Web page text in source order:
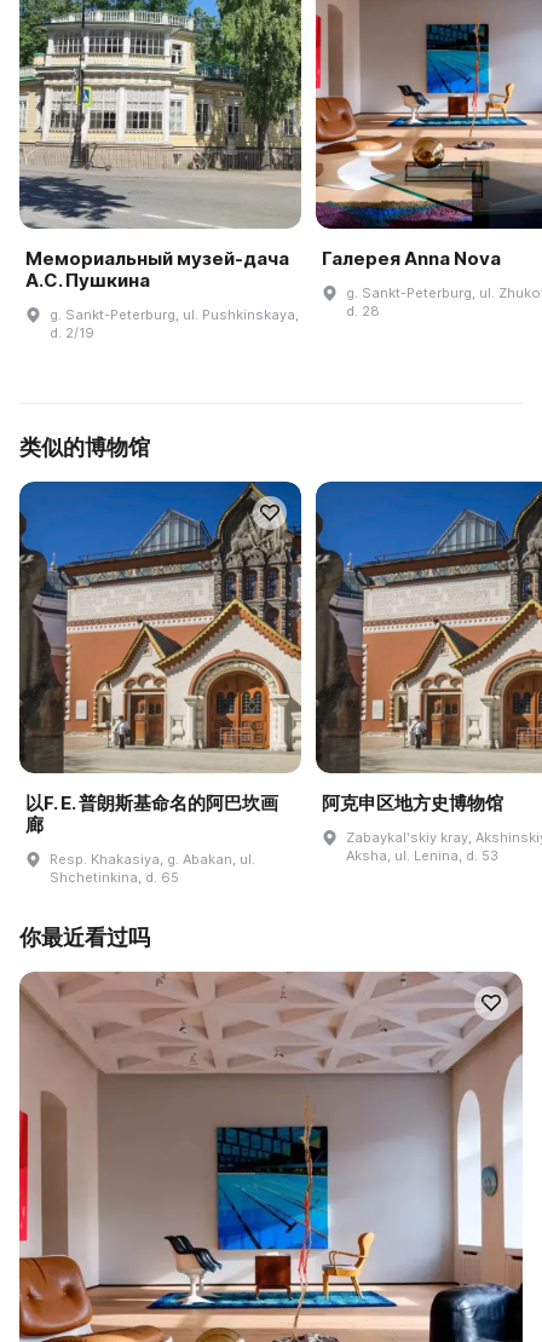
Мемориальный музей-дача
А.С. Пушкина
g. Sankt-Peterburg, ul. Pushkinskaya,
d. 2/19
Галерея Anna Nova
g. Sankt-Peterburg, ul.
d. 28
类似的博物馆
以F. E. 普朗斯基命名的阿巴坎画
廊
Resp. Khakasiya, g. Abakan, ul.
Shchetinkina, d. 65
阿克申区地方史博物馆
Zabaykalʹskiy kray,
Aksha, ul. Lenina, d. 53
你最近看过吗